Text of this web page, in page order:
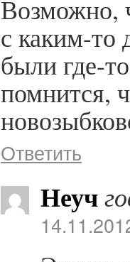
Возможно,
с каким-
были где-
помнится,
Ответить
Неуч